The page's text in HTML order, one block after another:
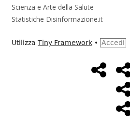
Scienza e Arte della Salute
Statistiche Disinformazione.it
Utilizza Tiny Framework • Accedi
MenùHome
Page